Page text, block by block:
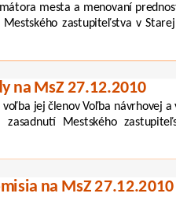
mesta a menovaní
zastupiteľstva v
na MsZ 27.12.2010
jej členov Voľba návrhovej
zasadnutí Mestského
na MsZ 27.12.2010